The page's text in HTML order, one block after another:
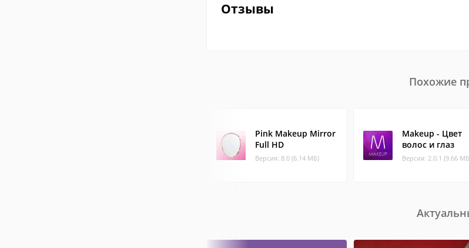
Отзывы
Похожие
Pink Makeup Mirror
Full HD
Версия: 8.0 (6.14 МБ)
Makeup - Цвет
волос и глаз
Версия: 2.0.1 (9.66